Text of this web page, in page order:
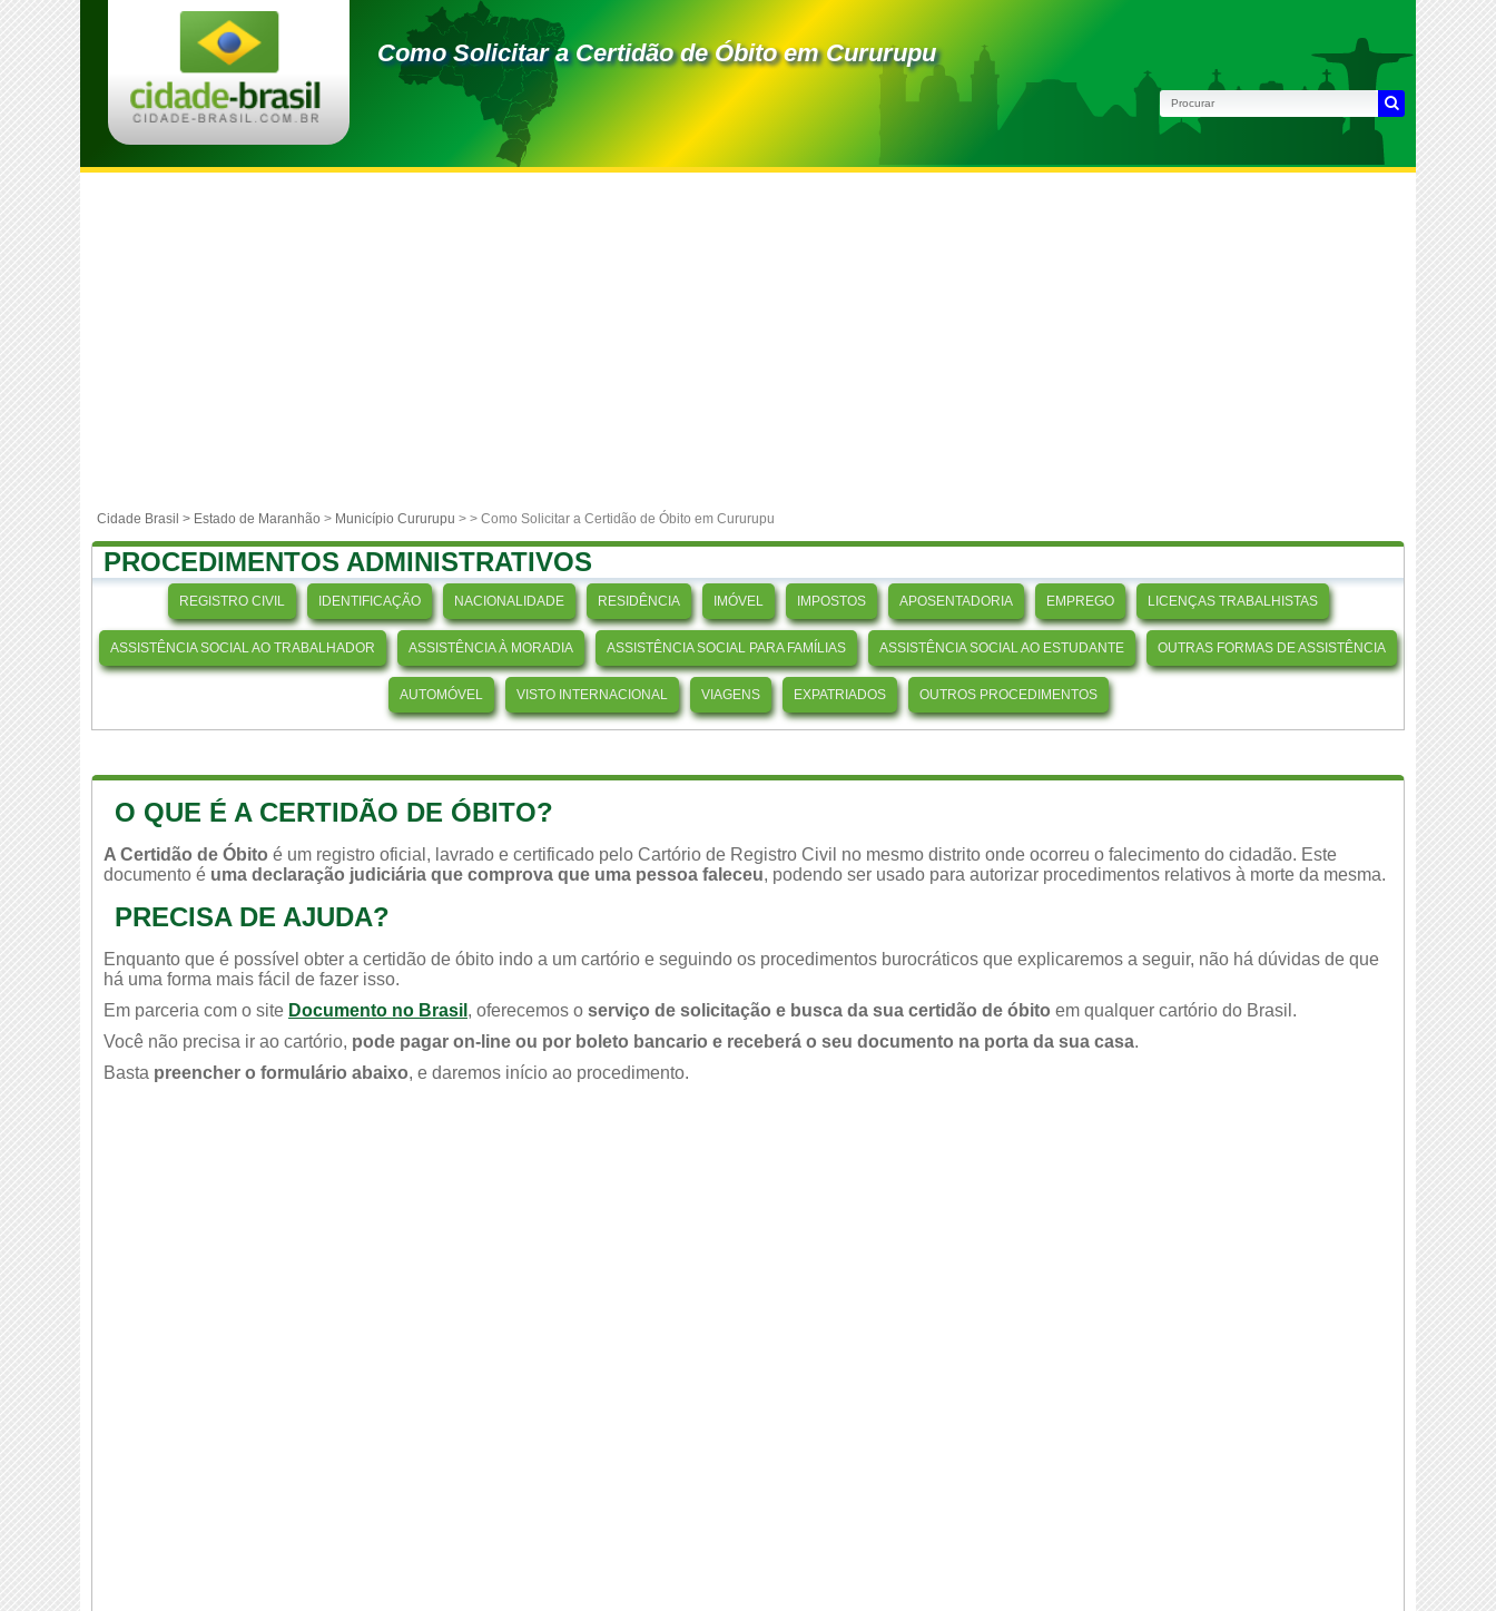
Como Solicitar a Certidão de Óbito em Cururupu
Cidade Brasil > Estado de Maranhão > Município Cururupu > > Como Solicitar a Certidão de Óbito em Cururupu
PROCEDIMENTOS ADMINISTRATIVOS
REGISTRO CIVIL IDENTIFICAÇÃO NACIONALIDADE RESIDÊNCIA IMÓVEL IMPOSTOS APOSENTADORIA EMPREGO LICENÇAS TRABALHISTAS
ASSISTÊNCIA SOCIAL AO TRABALHADOR ASSISTÊNCIA À MORADIA ASSISTÊNCIA SOCIAL PARA FAMÍLIAS ASSISTÊNCIA SOCIAL AO ESTUDANTE OUTRAS FORMAS DE ASSISTÊNCIA
AUTOMÓVEL VISTO INTERNACIONAL VIAGENS EXPATRIADOS OUTROS PROCEDIMENTOS
O QUE É A CERTIDÃO DE ÓBITO?
A Certidão de Óbito é um registro oficial, lavrado e certificado pelo Cartório de Registro Civil no mesmo distrito onde ocorreu o falecimento do cidadão. Este
documento é uma declaração judiciária que comprova que uma pessoa faleceu, podendo ser usado para autorizar procedimentos relativos à morte da mesma.
PRECISA DE AJUDA?
Enquanto que é possível obter a certidão de óbito indo a um cartório e seguindo os procedimentos burocráticos que explicaremos a seguir, não há dúvidas de que
há uma forma mais fácil de fazer isso.
Em parceria com o site Documento no Brasil , oferecemos o serviço de solicitação e busca da sua certidão de óbito em qualquer cartório do Brasil.
Você não precisa ir ao cartório, pode pagar on-line ou por boleto bancario e receberá o seu documento na porta da sua casa.
Basta preencher o formulário abaixo, e daremos início ao procedimento.